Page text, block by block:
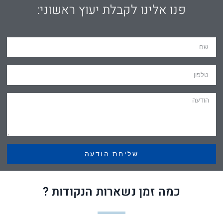
פנו אלינו לקבלת יעוץ ראשוני:
שליחת הודעה
כמה זמן נשארות הנקודות ?